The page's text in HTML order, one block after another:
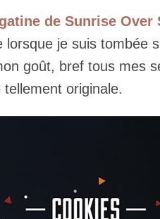
de Sunrise Over
lorsque je suis tombée
goût, bref tous mes
tellement originale.